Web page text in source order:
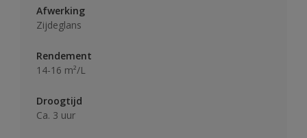
Afwerking
Zijdeglans
Rendement
14-16 m²/L
Droogtijd
Ca. 3 uur